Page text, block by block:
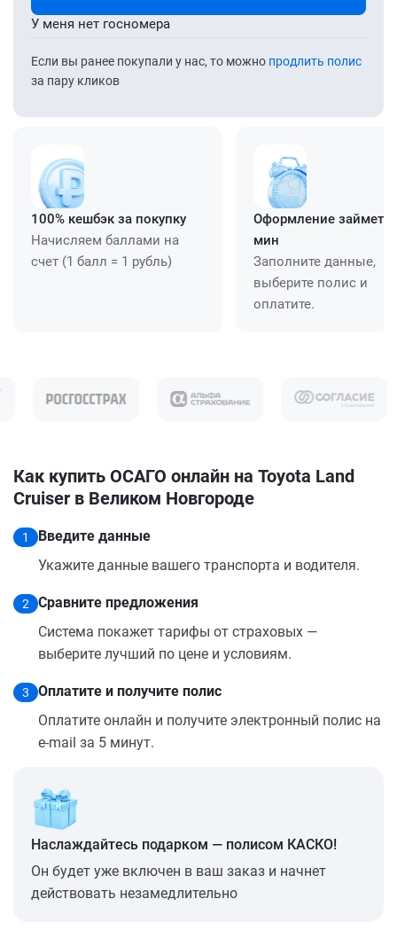
Если вы ранее покупали у нас, то можно продлить полис
за пару кликов
У меня нет госномера
100% кешбэк за покупку
Начисляем баллами на
счет (1 балл = 1 рубль)
Оформление займет
мин
Заполните данные,
выберите полис и
оплатите.
Как купить ОСАГО онлайн на Toyota Land
Cruiser в Великом Новгороде
1
Введите данные
Укажите данные вашего транспорта и водителя.
2
Сравните предложения
Система покажет тарифы от страховых —
выберите лучший по цене и условиям.
3
Оплатите и получите полис
Оплатите онлайн и получите электронный полис на
e-mail за 5 минут.
Наслаждайтесь подарком — полисом КАСКО!
Он будет уже включен в ваш заказ и начнет
действовать незамедлительно